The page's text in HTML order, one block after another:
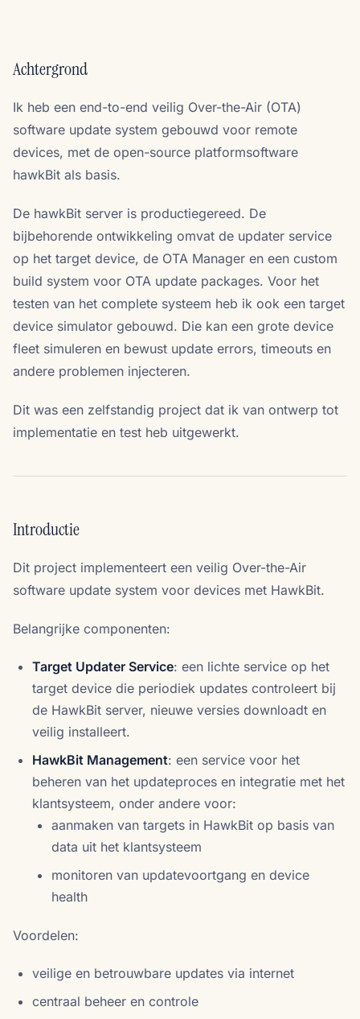
Achtergrond
Ik heb een end-to-end veilig Over-the-Air (OTA)
software update system gebouwd voor remote
devices, met de open-source platformsoftware
hawkBit als basis.
De hawkBit server is productiegereed. De
bijbehorende ontwikkeling omvat de updater service
op het target device, de OTA Manager en een custom
build system voor OTA update packages. Voor het
testen van het complete systeem heb ik ook een target
device simulator gebouwd. Die kan een grote device
fleet simuleren en bewust update errors, timeouts en
andere problemen injecteren.
Dit was een zelfstandig project dat ik van ontwerp tot
implementatie en test heb uitgewerkt.
Introductie
Dit project implementeert een veilig Over-the-Air
software update system voor devices met HawkBit.
Belangrijke componenten:
Target Updater Service: een lichte service op het
target device die periodiek updates controleert bij
de HawkBit server, nieuwe versies downloadt en
veilig installeert.
HawkBit Management: een service voor het
beheren van het updateproces en integratie met het
klantsysteem, onder andere voor:
aanmaken van targets in HawkBit op basis van
data uit het klantsysteem
monitoren van updatevoortgang en device
health
Voordelen:
veilige en betrouwbare updates via internet
centraal beheer en controle